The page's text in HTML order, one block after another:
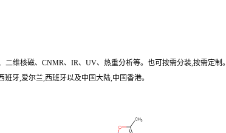
维核磁、CNMR、IR、UV、热重分析等。也可按需分装,按需定制。
牙,爱尔兰,西班牙以及中国大陆,中国香港。